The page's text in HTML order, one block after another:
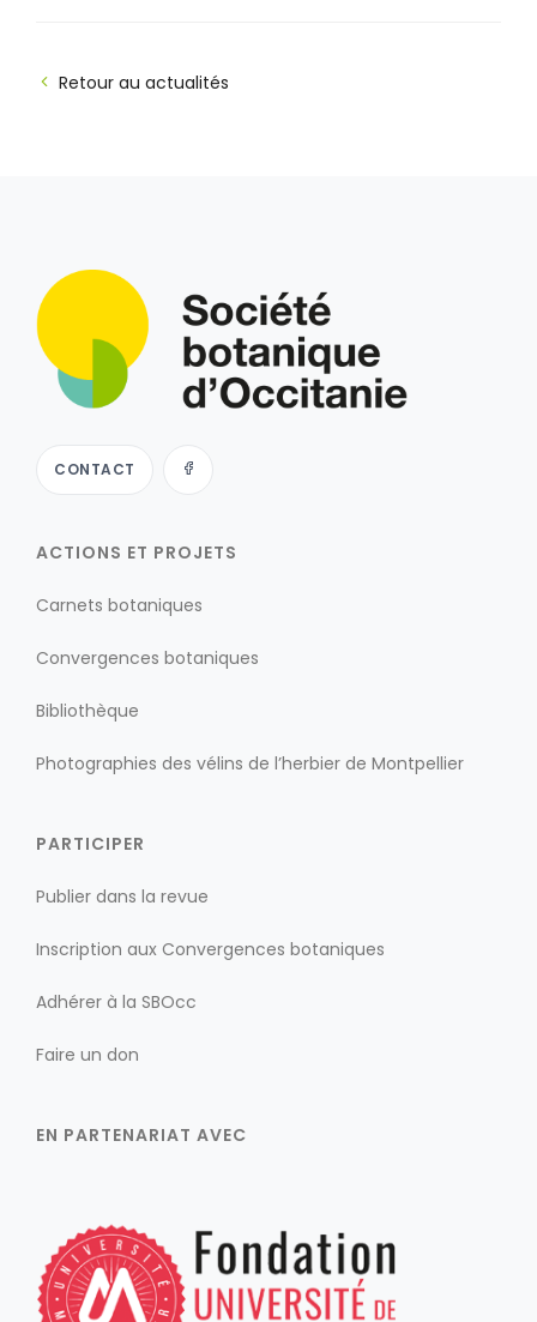
Retour au actualités
CONTACT
ACTIONS ET PROJETS
Carnets botaniques
Convergences botaniques
Bibliothèque
Photographies des vélins de l’herbier de Montpellier
PARTICIPER
Publier dans la revue
Inscription aux Convergences botaniques
Adhérer à la SBOcc
Faire un don
EN PARTENARIAT AVEC